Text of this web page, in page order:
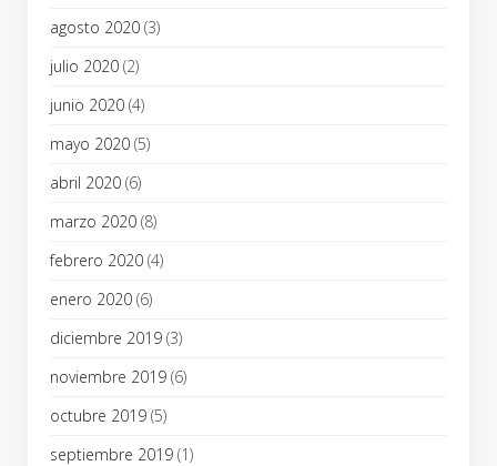
agosto 2020 (3)
julio 2020 (2)
junio 2020 (4)
mayo 2020 (5)
abril 2020 (6)
marzo 2020 (8)
febrero 2020 (4)
enero 2020 (6)
diciembre 2019 (3)
noviembre 2019 (6)
octubre 2019 (5)
septiembre 2019 (1)